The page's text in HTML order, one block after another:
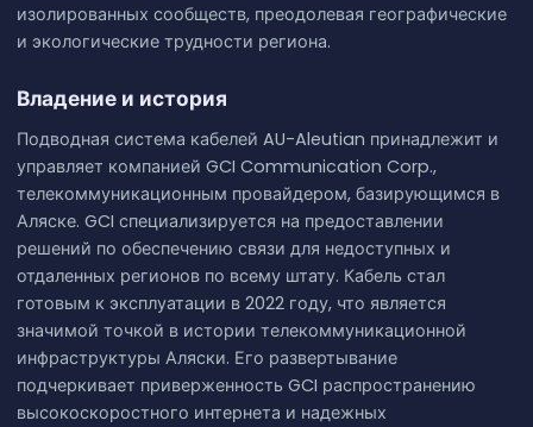
изолированных сообществ, преодолевая географические
и экологические трудности региона.
Владение и история
Подводная система кабелей AU-Aleutian принадлежит и
управляет компанией GCI Communication Corp.,
телекоммуникационным провайдером, базирующимся в
Аляске. GCI специализируется на предоставлении
решений по обеспечению связи для недоступных и
отдаленных регионов по всему штату. Кабель стал
готовым к эксплуатации в 2022 году, что является
значимой точкой в истории телекоммуникационной
инфраструктуры Аляски. Его развертывание
подчеркивает приверженность GCI распространению
высокоскоростного интернета и надежных